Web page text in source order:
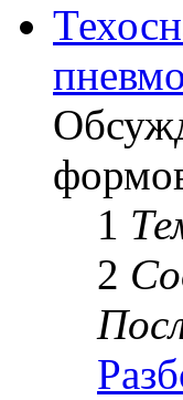
1
2